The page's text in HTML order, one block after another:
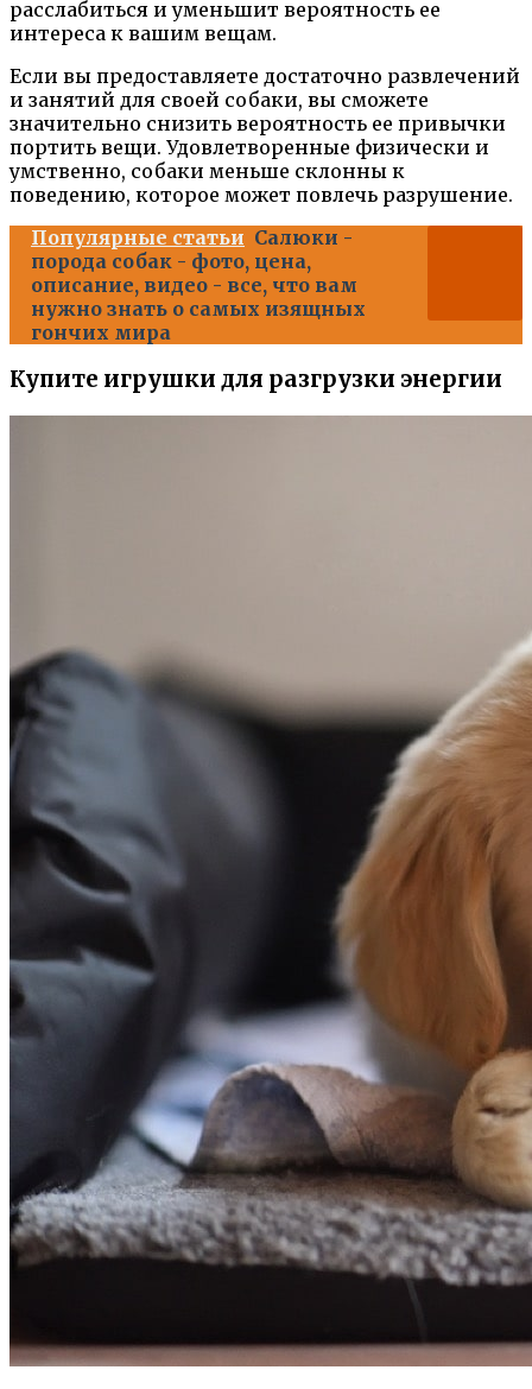
расслабиться и уменьшит вероятность ее
интереса к вашим вещам.
Если вы предоставляете достаточно развлечений
и занятий для своей собаки, вы сможете
значительно снизить вероятность ее привычки
портить вещи. Удовлетворенные физически и
умственно, собаки меньше склонны к
поведению, которое может повлечь разрушение.
Популярные статьи Салюки -
порода собак - фото, цена,
описание, видео - все, что вам
нужно знать о самых изящных
гончих мира
Купите игрушки для разгрузки энергии